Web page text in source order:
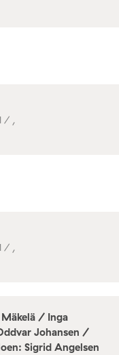
/ ,
/ ,
/ Inga
Johansen /
Sigrid Angelsen